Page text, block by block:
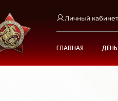
Личный кабинет
ГЛАВНАЯ